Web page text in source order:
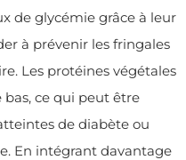
de glycémie grâce à leur
à prévenir les fringales
Les protéines végétales
ce qui peut être
de diabète ou
En intégrant davantage